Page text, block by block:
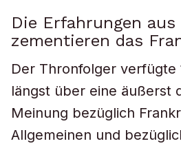
Die Erfahrungen aus
zementieren das
Der Thronfolger verfügte
längst über eine äußerst
Meinung bezüglich
Allgemeinen und